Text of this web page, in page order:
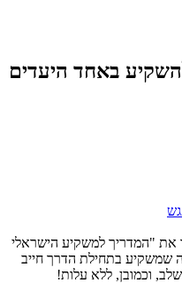
באחד היעדים
את "המדריך למשקיע הישראלי
שמשקיע בתחילת הדרך חייב
וכמובן, ללא עלות!